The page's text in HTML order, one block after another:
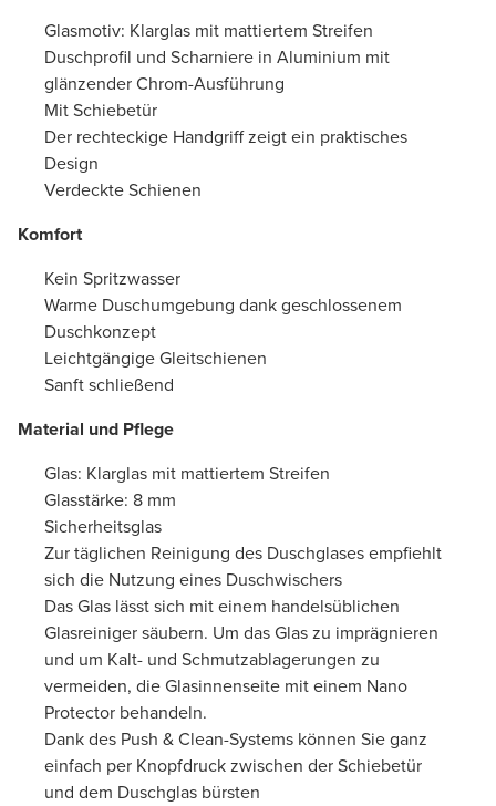
Glasmotiv: Klarglas mit mattiertem Streifen
Duschprofil und Scharniere in Aluminium mit
glänzender Chrom-Ausführung
Mit Schiebetür
Der rechteckige Handgriff zeigt ein praktisches
Design
Verdeckte Schienen
Komfort
Kein Spritzwasser
Warme Duschumgebung dank geschlossenem
Duschkonzept
Leichtgängige Gleitschienen
Sanft schließend
Material und Pflege
Glas: Klarglas mit mattiertem Streifen
Glasstärke: 8 mm
Sicherheitsglas
Zur täglichen Reinigung des Duschglases empfiehlt
sich die Nutzung eines Duschwischers
Das Glas lässt sich mit einem handelsüblichen
Glasreiniger säubern. Um das Glas zu imprägnieren
und um Kalt- und Schmutzablagerungen zu
vermeiden, die Glasinnenseite mit einem Nano
Protector behandeln.
Dank des Push & Clean-Systems können Sie ganz
einfach per Knopfdruck zwischen der Schiebetür
und dem Duschglas bürsten